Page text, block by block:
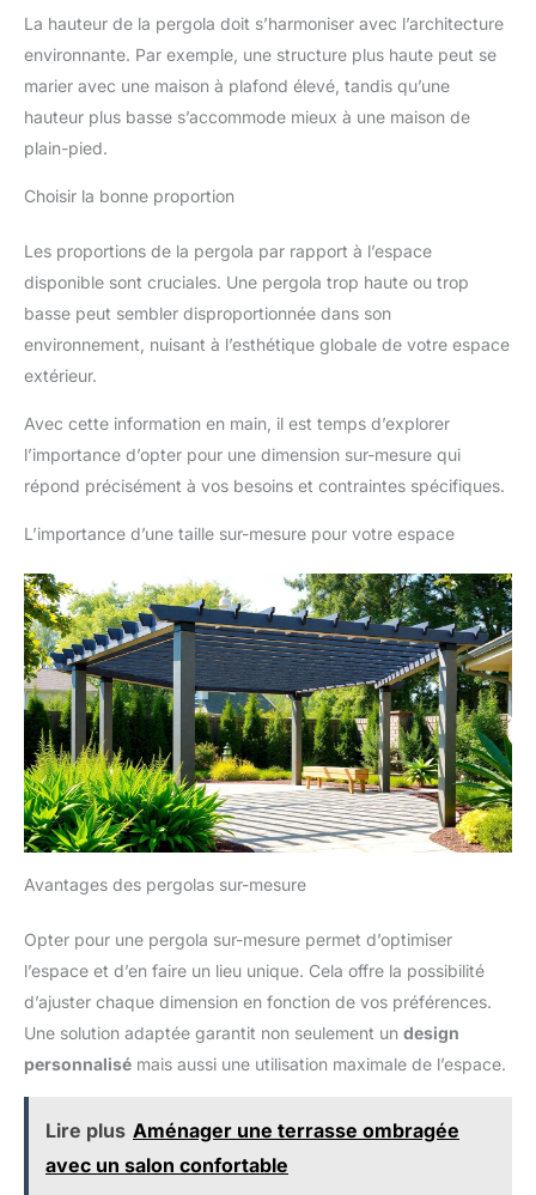
La hauteur de la pergola doit s’harmoniser avec l’architecture
environnante. Par exemple, une structure plus haute peut se
marier avec une maison à plafond élevé, tandis qu’une
hauteur plus basse s’accommode mieux à une maison de
plain-pied.
Choisir la bonne proportion
Les proportions de la pergola par rapport à l’espace
disponible sont cruciales. Une pergola trop haute ou trop
basse peut sembler disproportionnée dans son
environnement, nuisant à l’esthétique globale de votre espace
extérieur.
Avec cette information en main, il est temps d’explorer
l’importance d’opter pour une dimension sur-mesure qui
répond précisément à vos besoins et contraintes spécifiques.
L’importance d’une taille sur-mesure pour votre espace
Avantages des pergolas sur-mesure
Opter pour une pergola sur-mesure permet d’optimiser
l’espace et d’en faire un lieu unique. Cela offre la possibilité
d’ajuster chaque dimension en fonction de vos préférences.
Une solution adaptée garantit non seulement un design
personnalisé mais aussi une utilisation maximale de l’espace.
Lire plus Aménager une terrasse ombragée
avec un salon confortable